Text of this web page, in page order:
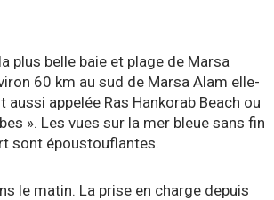
plus belle baie et plage de Marsa
60 km au sud de Marsa Alam elle-
aussi appelée Ras Hankorab Beach ou
». Les vues sur la mer bleue sans fin
sont époustouflantes.
le matin. La prise en charge depuis